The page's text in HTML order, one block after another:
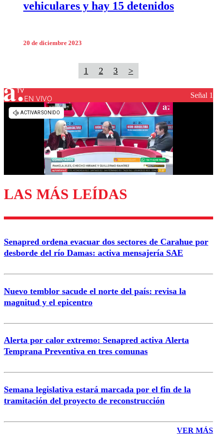
vehiculares y hay 15 detenidos
20 de diciembre 2023
1 2 3 >
EN VIVO Señal 1
LAS MÁS LEÍDAS
Senapred ordena evacuar dos sectores de Carahue por
desborde del río Damas: activa mensajería SAE
Nuevo temblor sacude el norte del país: revisa la
magnitud y el epicentro
Alerta por calor extremo: Senapred activa Alerta
Temprana Preventiva en tres comunas
Semana legislativa estará marcada por el fin de la
tramitación del proyecto de reconstrucción
VER MÁS